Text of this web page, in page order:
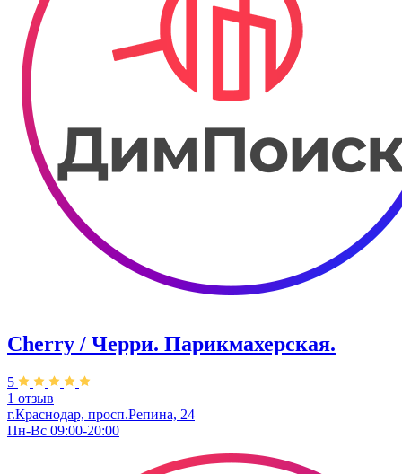
Cherry / Черри. Парикмахерская.
5
1 отзыв
г.Краснодар, просп.Репина, 24
Пн-Вс 09:00-20:00